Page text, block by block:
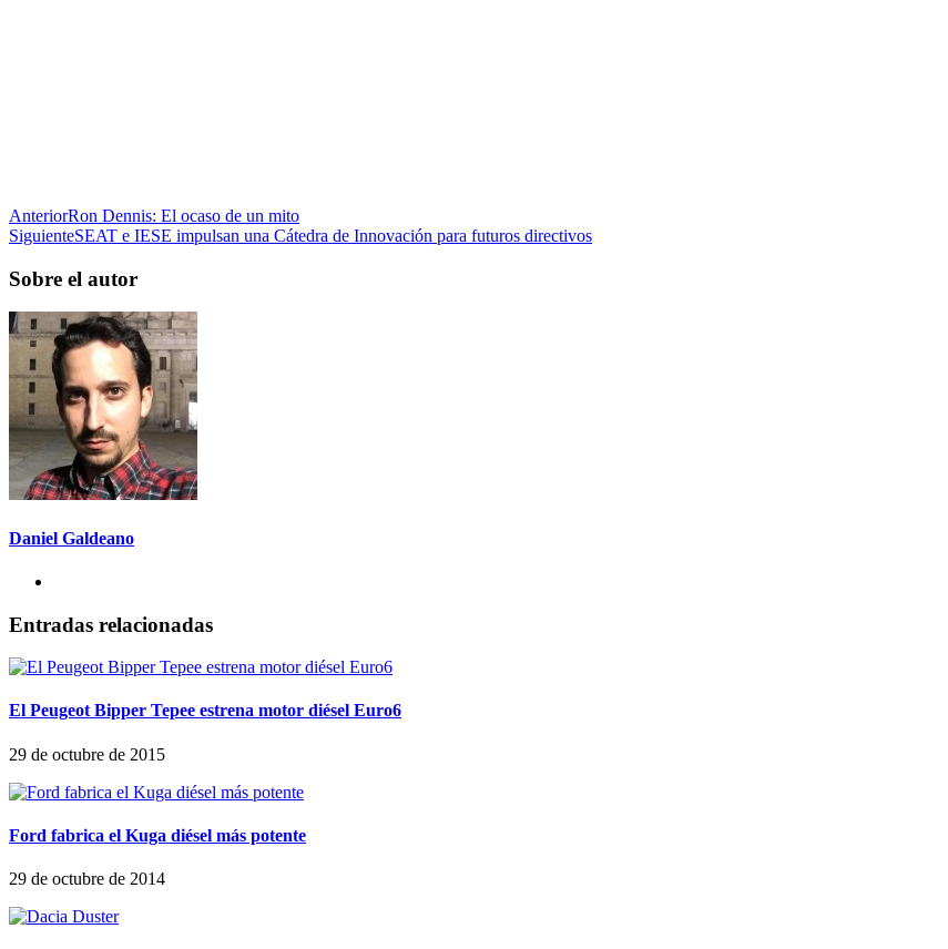
AnteriorRon Dennis: El ocaso de un mito
SiguienteSEAT e IESE impulsan una Cátedra de Innovación para futuros directivos
Sobre el autor
Daniel Galdeano
Entradas relacionadas
El Peugeot Bipper Tepee estrena motor diésel Euro6
29 de octubre de 2015
Ford fabrica el Kuga diésel más potente
29 de octubre de 2014